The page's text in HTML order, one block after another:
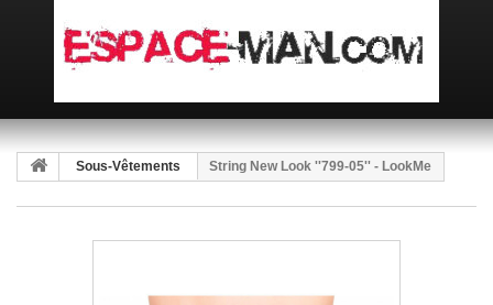
Sous-Vêtements String New Look ''799-05'' - LookMe